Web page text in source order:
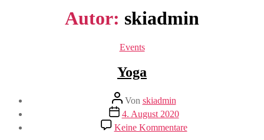
Autor: skiadmin
Kategorien
Events
Yoga
Beitragsautor
Von skiadmin
Beitragsdatum
4. August 2020
Keine Kommentarezu
Yoga